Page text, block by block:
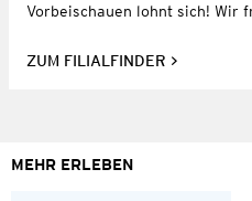
Vorbeischauen lohnt sich! Wir
ZUM FILIALFINDER
MEHR ERLEBEN